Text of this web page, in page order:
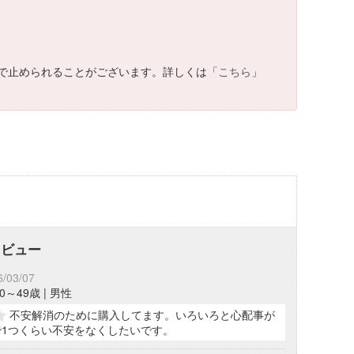
められることがございます。詳しくは「こちら 」
ュー
03/07
～49歳 | 男性
不安解消のために購入してます。いろいろと心配事が
つくらい不安をなくしたいです。